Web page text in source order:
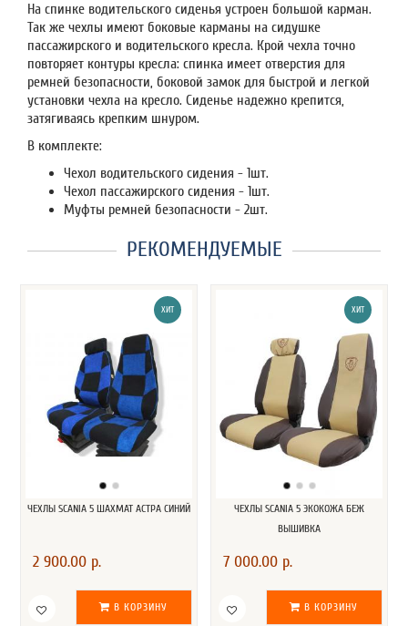
На спинке водительского сиденья устроен большой карман.
Так же чехлы имеют боковые карманы на сидушке
пассажирского и водительского кресла. Крой чехла точно
повторяет контуры кресла: спинка имеет отверстия для
ремней безопасности, боковой замок для быстрой и легкой
установки чехла на кресло. Сиденье надежно крепится,
затягиваясь крепким шнуром.
В комплекте:
Чехол водительского сидения - 1шт.
Чехол пассажирского сидения - 1шт.
Муфты ремней безопасности - 2шт.
РЕКОМЕНДУЕМЫЕ
ХИТ
ЧЕХЛЫ SCANIA 5 ШАХМАТ АСТРА СИНИЙ
2 900.00 р.
В КОРЗИНУ
ХИТ
ЧЕХЛЫ SCANIA 5 ЭКОКОЖА БЕЖ
ВЫШИВКА
7 000.00 р.
В КОРЗИНУ